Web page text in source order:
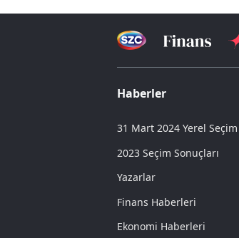
Haberler
31 Mart 2024 Yerel Seçim
2023 Seçim Sonuçları
Yazarlar
Finans Haberleri
Ekonomi Haberleri